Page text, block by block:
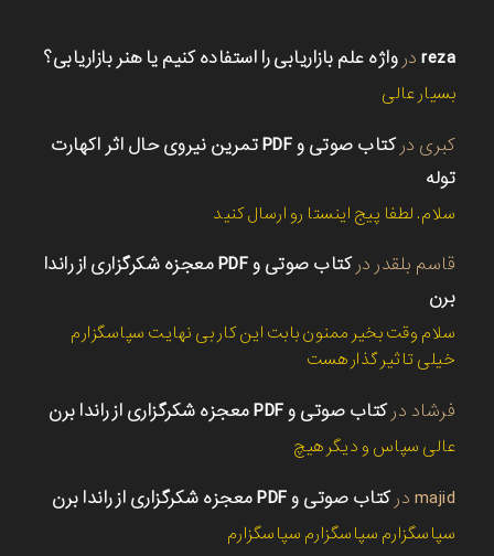
reza در واژه علم بازاریابی را استفاده کنیم یا هنر بازاریابی؟
بسیار عالی
کبری در
کتاب صوتی و PDF تمرین نیروی حال اثر اکهارت
توله
سلام. لطفا پیج اینستا رو ارسال کنید
قاسم بلقدر در
کتاب صوتی و PDF معجزه شکرگزاری از راندا
برن
سلام وقت بخیر ممنون بابت این کار بی نهایت سپاسگزارم
خیلی تاثیر گذار هست
فرشاد درکتاب صوتی و PDF معجزه شکرگزاری از راندا برن
عالی سپاس و دیگر هیچ
majid درکتاب صوتی و PDF معجزه شکرگزاری از راندا برن
سپاسگزارم سپاسگزارم سپاسگزارم